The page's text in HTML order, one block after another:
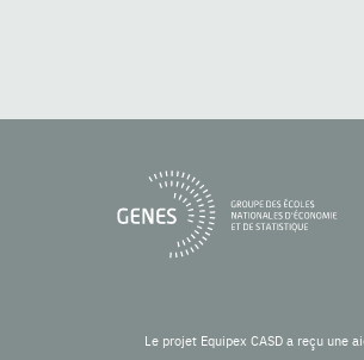
Le projet Equipex CASD a reçu une